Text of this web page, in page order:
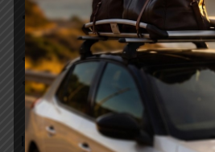
Retrovisori esterni regolabili e
in tinta con la carrozzeria.
Paraurti anteriore e posteriore
Vetri oscurati posteriori per
dal sole.
Interni